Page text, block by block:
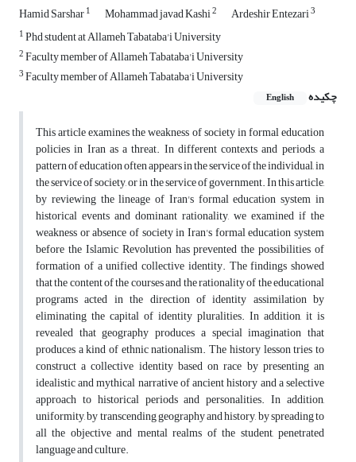
Hamid Sarshar1 Mohammad javad Kashi2 Ardeshir Entezari3
1Phd student at Allameh Tabataba'i University
2Faculty member of Allameh Tabataba'i University
3Faculty member of Allameh Tabataba'i University
چکیده
English
This article examines the weakness of society in formal education
policies in Iran as a threat. In different contexts and periods, a
pattern of education often appears in the service of the individual, in
the service of society, or in the service of government. In this article,
by reviewing the lineage of Iran's formal education system in
historical events and dominant rationality, we examined if the
weakness or absence of society in Iran's formal education system
before the Islamic Revolution has prevented the possibilities of
formation of a unified collective identity. The findings showed
that the content of the courses and the rationality of the educational
programs acted in the direction of identity assimilation by
eliminating the capital of identity pluralities. In addition, it is
revealed that geography produces a special imagination that
produces a kind of ethnic nationalism. The history lesson tries to
construct a collective identity based on race by presenting an
idealistic and mythical narrative of ancient history and a selective
approach to historical periods and personalities. In addition,
uniformity, by transcending geography and history, by spreading to
all the objective and mental realms of the student, penetrated
language and culture.